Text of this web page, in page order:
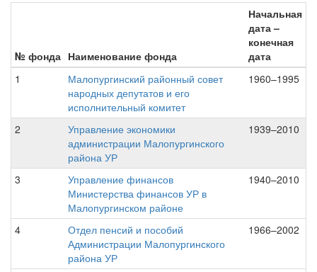
№ фонда Наименование фонда
Начальная
дата –
конечная
дата
1
Малопургинский районный совет
народных депутатов и его
исполнительный комитет
1960–1995
2
Управление экономики
администрации Малопургинского
района УР
1939–2010
3
Управление финансов
Министерства финансов УР в
Малопургинском районе
1940–2010
4
Отдел пенсий и пособий
Администрации Малопургинского
района УР
1966–2002